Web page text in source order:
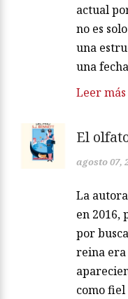
actual
no es
una
una
Leer más
El
agosto 07,
La
en 2016,
por
reina era
como fiel